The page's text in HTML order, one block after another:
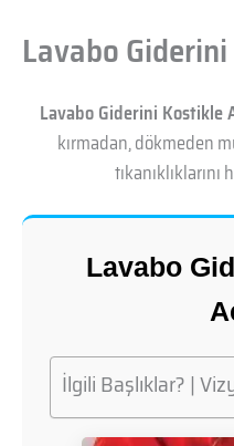
Lavabo
Lavabo Giderini Kostikle
kırmadan, dökmeden
tıkanıklıklarını
Lavabo
İlgili Başlıklar? |